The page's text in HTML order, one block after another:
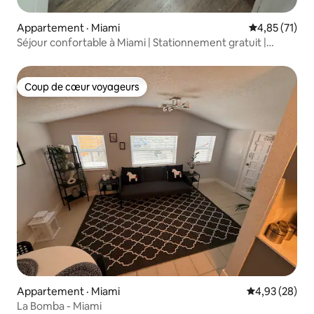
Appartement · Miami Note
4,85 (71)
Séjour confortable à Miami | Stationnement gratuit |
Coup de cœur voyageurs
Coup de cœur voyageurs
Appartement · Miami Note
4,93 (28)
La Bomba - Miami